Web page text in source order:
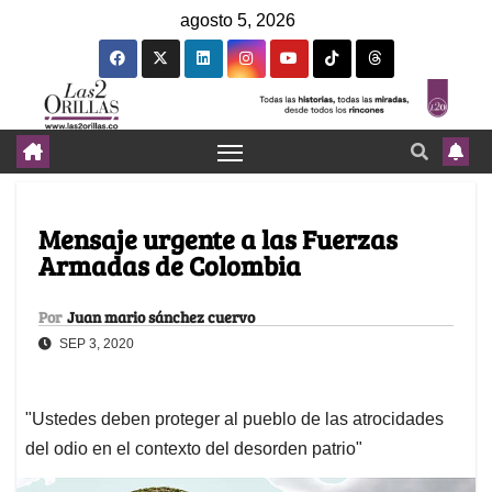
agosto 5, 2026
Mensaje urgente a las Fuerzas
Armadas de Colombia
Por Juan mario sánchez cuervo
SEP 3, 2020
"Ustedes deben proteger al pueblo de las atrocidades
del odio en el contexto del desorden patrio"